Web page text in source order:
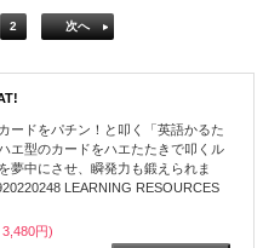
2 次へ
ードをパチン！と叩く「英語かるた
エ型のカードをハエたたきで叩くル
夢中にさせ、瞬発力も鍛えられま
LEARNING RESOURCES
円)